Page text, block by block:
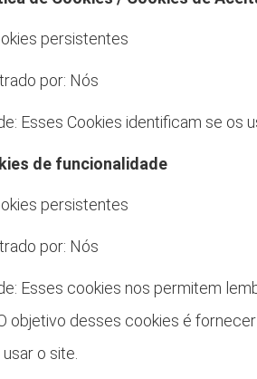
persistentes
por: Nós
Esses Cookies identificam se os
de funcionalidade
persistentes
por: Nós
Esses cookies nos permitem
objetivo desses cookies é
o site.